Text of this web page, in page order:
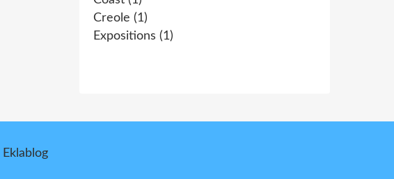
Creole (1)
Expositions (1)
Eklablog